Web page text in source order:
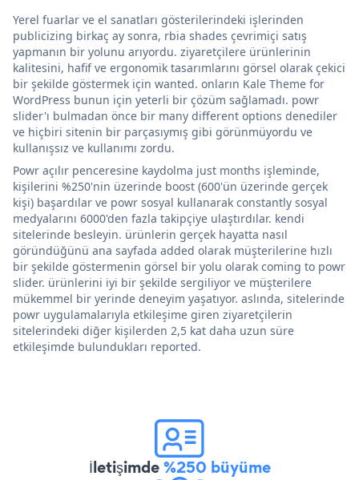
Yerel fuarlar ve el sanatları gösterilerindeki işlerinden
publicizing birkaç ay sonra, rbia shades çevrimiçi satış
yapmanın bir yolunu arıyordu. ziyaretçilere ürünlerinin
kalitesini, hafif ve ergonomik tasarımlarını görsel olarak çekici
bir şekilde göstermek için wanted. onların Kale Theme for
WordPress bunun için yeterli bir çözüm sağlamadı. powr
slider'ı bulmadan önce bir many different options denediler
ve hiçbiri sitenin bir parçasıymış gibi görünmüyordu ve
kullanışsız ve kullanımı zordu.
Powr açılır penceresine kaydolma just months işleminde,
kişilerini %250'nin üzerinde boost (600'ün üzerinde gerçek
kişi) başardılar ve powr sosyal kullanarak constantly sosyal
medyalarını 6000'den fazla takipçiye ulaştırdılar. kendi
sitelerinde besleyin. ürünlerin gerçek hayatta nasıl
göründüğünü ana sayfada added olarak müşterilerine hızlı
bir şekilde göstermenin görsel bir yolu olarak coming to powr
slider. ürünlerini iyi bir şekilde sergiliyor ve müşterilere
mükemmel bir yerinde deneyim yaşatıyor. aslında, sitelerinde
powr uygulamalarıyla etkileşime giren ziyaretçilerin
sitelerindeki diğer kişilerden 2,5 kat daha uzun süre
etkileşimde bulundukları reported.
İletişimde%250 büyüme